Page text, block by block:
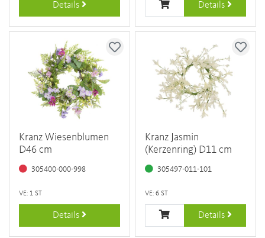
Details Details
Kranz Wiesenblumen
D46 cm
305400-000-998
VE: 1 ST
Details
Kranz Jasmin
(Kerzenring) D11 cm
305497-011-101
VE: 6 ST
Details